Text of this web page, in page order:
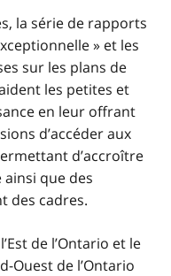
la série de rapports
» et les
sur les plans de
les petites et
en leur offrant
d’accéder aux
d’accroître
que des
des cadres.
de l’Ontario et le
Ouest de l’Ontario